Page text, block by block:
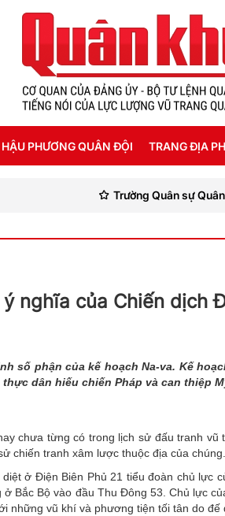
HẬU PHƯƠNG QUÂN ĐỘI
THÔNG TIN LIỆT SỸ
TRANG ĐỊA
QUẢNG BÌNH
THÀNH PHỐ
Trường Quân sự Quân khu 4:
nghĩa của Chiến dịch
số phận của kế hoạch Na-va. Kế
dân hiếu chiến Pháp và can thiệp
chưa từng có trong lịch sử đấu tranh vũ
chiến tranh xâm lược thuộc địa của chúng.
ở Điện Biên Phủ 21 tiểu đoàn chủ lực
Bắc Bộ vào đầu Thu Đông 53. Chủ lực
vũ khí và phương tiện tối tân do đế